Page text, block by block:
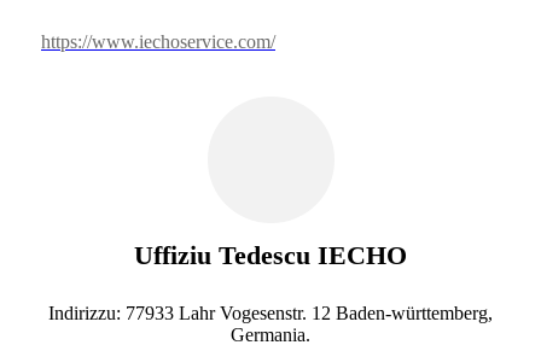
https://www.iechoservice.com/
Uffiziu Tedescu IECHO
Indirizzu: 77933 Lahr Vogesenstr. 12 Baden-württemberg,
Germania.